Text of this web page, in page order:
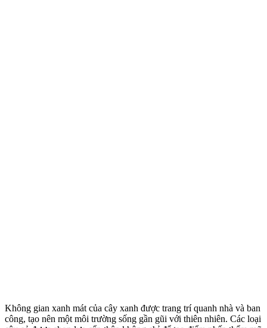
Không gian xanh mát của cây xanh được trang trí quanh nhà và ban
công, tạo nên một môi trường sống gần gũi với thiên nhiên. Các loại